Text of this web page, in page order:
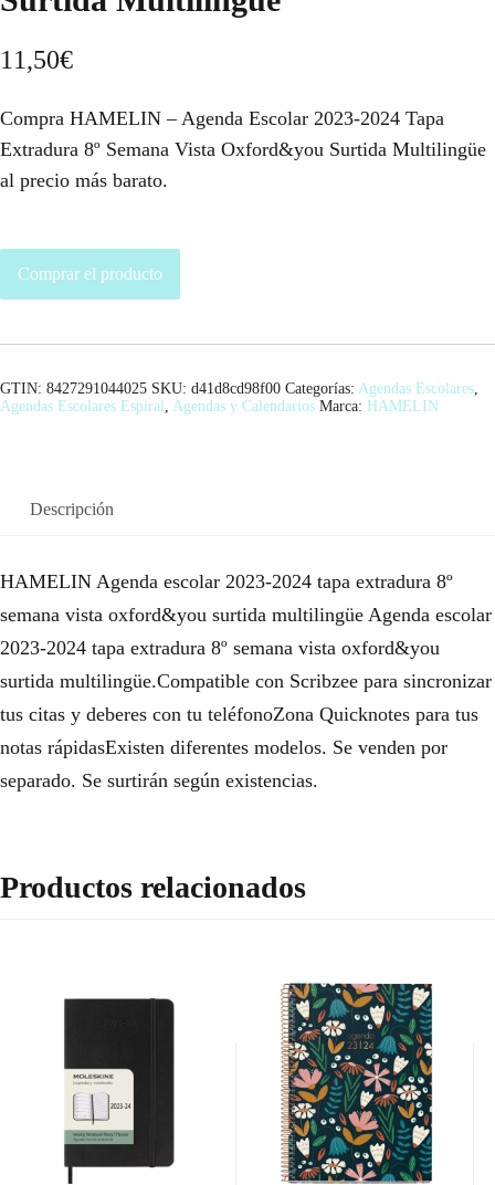
11,50€
Compra HAMELIN – Agenda Escolar 2023-2024 Tapa
Extradura 8º Semana Vista Oxford&you Surtida Multilingüe
al precio más barato.
Comprar el producto
GTIN: 8427291044025 SKU: d41d8cd98f00 Categorías: Agendas Escolares,
Agendas Escolares Espiral , Agendas y Calendarios Marca: HAMELIN
Descripción
HAMELIN Agenda escolar 2023-2024 tapa extradura 8º
semana vista oxford&you surtida multilingüe Agenda escolar
2023-2024 tapa extradura 8º semana vista oxford&you
surtida multilingüe.Compatible con Scribzee para sincronizar
tus citas y deberes con tu teléfonoZona Quicknotes para tus
notas rápidasExisten diferentes modelos. Se venden por
separado. Se surtirán según existencias.
Productos relacionados